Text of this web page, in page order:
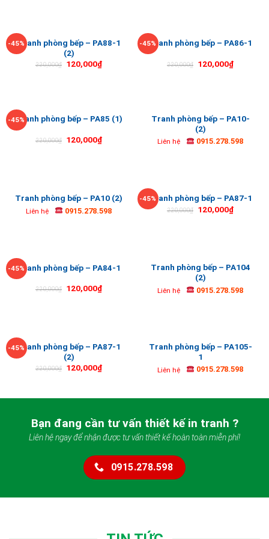
-45%Tranh phòng bếp – PA88-1
(2)
220,000₫ 120,000₫
-45%Tranh phòng bếp – PA86-1
220,000₫ 120,000₫
-45%Tranh phòng bếp – PA85 (1)
220,000₫ 120,000₫
Tranh phòng bếp – PA10-
(2)
Liên hệ 0915.278.598
Tranh phòng bếp – PA10 (2)
Liên hệ 0915.278.598
-45%Tranh phòng bếp – PA87-1
220,000₫ 120,000₫
-45%Tranh phòng bếp – PA84-1
220,000₫ 120,000₫
Tranh phòng bếp – PA104
(2)
Liên hệ 0915.278.598
-45%Tranh phòng bếp – PA87-1
(2)
220,000₫ 120,000₫
Tranh phòng bếp – PA105-
1
Liên hệ 0915.278.598
Bạn đang cần tư vấn thiết kế in tranh ?
Liên hệ ngay để nhận được tư vấn thiết kế hoàn toàn miễn phí!
0915.278.598